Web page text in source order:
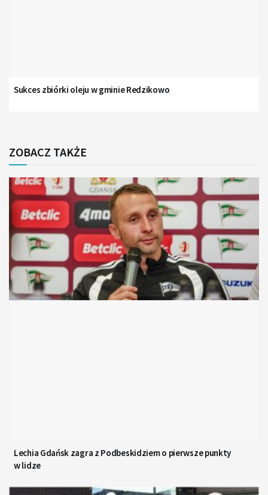
Sukces zbiórki oleju w gminie Redzikowo
ZOBACZ TAKŻE
Lechia Gdańsk zagra z Podbeskidziem o pierwsze punkty
w lidze